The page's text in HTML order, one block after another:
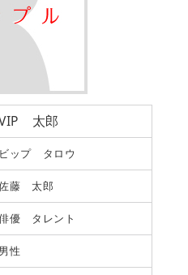
太郎
ビップ タロウ
藤 太郎
優 タレント
男性